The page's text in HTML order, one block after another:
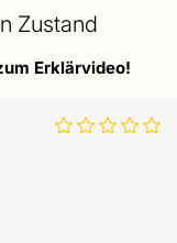
Zustand
Erklärvideo!